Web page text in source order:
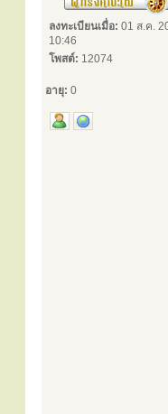
ลงทะเบียนเมื่อ: 01 ส.ค.
10:46
โพสต์: 12074
อายุ: 0